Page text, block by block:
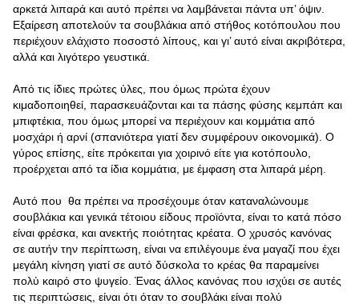
αρκετά λιπαρά και αυτό πρέπει να λαμβάνεται πάντα υπ’ όψιν.
Εξαίρεση αποτελούν τα σουβλάκια από στήθος κοτόπουλου που
περιέχουν ελάχιστο ποσοστό λίπους, και γι’ αυτό είναι ακριβότερα,
αλλά και λιγότερο γευστικά.
Από τις ίδιες πρώτες ύλες, που όμως πρώτα έχουν
κιμαδοποιηθεί, παρασκευάζονται και τα πάσης φύσης κεμπάπ και
μπιφτέκια, που όμως μπορεί να περιέχουν και κομμάτια από
μοσχάρι ή αρνί (σπανιότερα γιατί δεν συμφέρουν οικονομικά). Ο
γύρος επίσης, είτε πρόκειται για χοιρινό είτε για κοτόπουλο,
προέρχεται από τα ίδια κομμάτια, με έμφαση στα λιπαρά μέρη.
Αυτό που θα πρέπει να προσέχουμε όταν καταναλώνουμε
σουβλάκια και γενικά τέτοιου είδους προϊόντα, είναι το κατά πόσο
είναι φρέσκα, και ανεκτής ποιότητας κρέατα. Ο χρυσός κανόνας
σε αυτήν την περίπτωση, είναι να επιλέγουμε ένα μαγαζί που έχει
μεγάλη κίνηση γιατί σε αυτό δύσκολα το κρέας θα παραμείνει
πολύ καιρό στο ψυγείο. Ένας άλλος κανόνας που ισχύει σε αυτές
τις περιπτώσεις, είναι ότι όταν το σουβλάκι είναι πολύ